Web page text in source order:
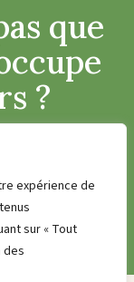
expérience de
sur « Tout
des
que
?
techniciennes